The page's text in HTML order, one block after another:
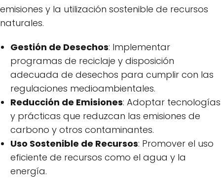
emisiones y la utilización sostenible de recursos
naturales.
Gestión de Desechos: Implementar
programas de reciclaje y disposición
adecuada de desechos para cumplir con las
regulaciones medioambientales.
Reducción de Emisiones: Adoptar tecnologías
y prácticas que reduzcan las emisiones de
carbono y otros contaminantes.
Uso Sostenible de Recursos: Promover el uso
eficiente de recursos como el agua y la
energía.